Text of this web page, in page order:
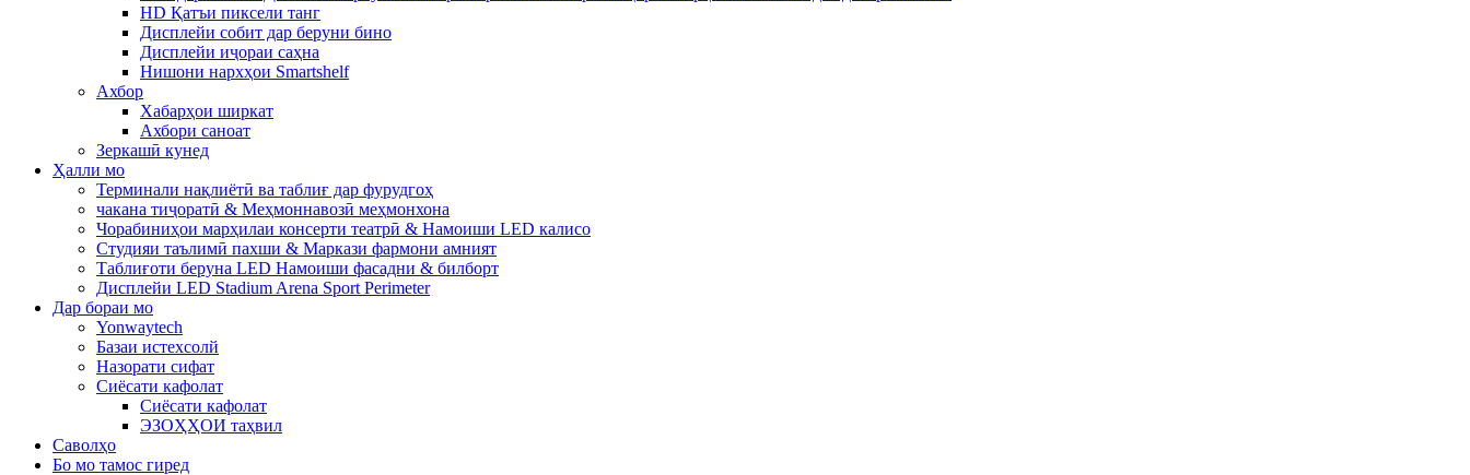
HD Қатъи пиксели танг
Дисплейи собит дар беруни бино
Дисплейи иҷораи саҳна
Нишони нархҳои Smartshelf
Ахбор
Хабарҳои ширкат
Ахбори саноат
Зеркашӣ кунед
Ҳалли мо
Терминали нақлиётӣ ва таблиғ дар фурудгоҳ
чакана тиҷоратӣ & Меҳмоннавозӣ меҳмонхона
Чорабиниҳои марҳилаи консерти театрӣ & Намоиши LED калисо
Студияи таълимӣ пахши & Маркази фармони амният
Таблиғоти беруна LED Намоиши фасадни & билборт
Дисплейи LED Stadium Arena Sport Perimeter
Дар бораи мо
Yonwaytech
Базаи истехсолй
Назорати сифат
Сиёсати кафолат
Сиёсати кафолат
ЭЗОҲҲОИ таҳвил
Саволҳо
Бо мо тамос гиред